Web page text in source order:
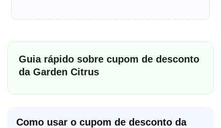
Guia rápido sobre cupom de desconto
da Garden Citrus
Como usar o cupom de desconto da